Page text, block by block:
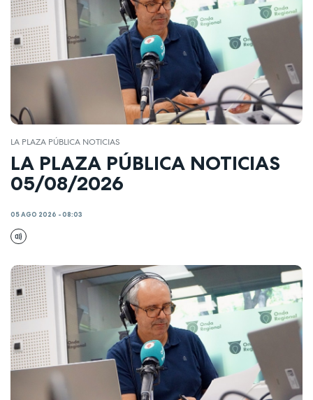
LA PLAZA PÚBLICA NOTICIAS
LA PLAZA PÚBLICA NOTICIAS
05/08/2026
05 AGO 2026 - 08:03